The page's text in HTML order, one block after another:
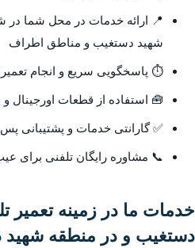
📍 ارائه خدمات در محل شما در
شهید دستغیب و مناطق اطراف
⏱️ پاسخگویی سریع و انجام
🧰 استفاده از قطعات اورجینال و
✅ گارانتی خدمات و پشتیبانی پس
📞 مشاوره رایگان تلفنی برای
خدمات ما در زمینه تعمیر
دستغیب و در منطقه